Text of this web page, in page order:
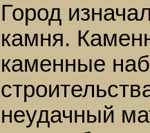
Город
камня.
каменные
неудачный